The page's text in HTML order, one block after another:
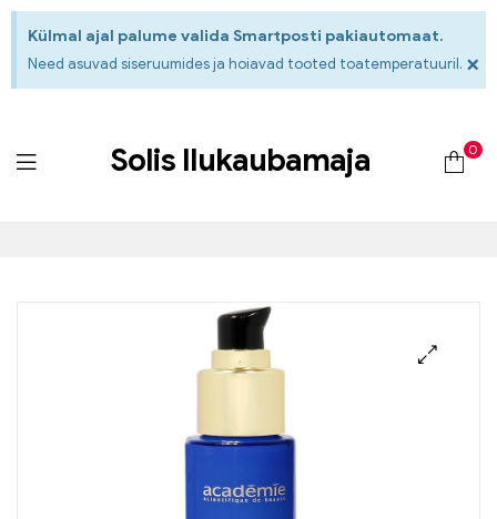
Külmal ajal palume valida Smartposti pakiautomaat.
Need asuvad siseruumides ja hoiavad tooted toatemperatuuril. ×
Solis Ilukaubamaja 0